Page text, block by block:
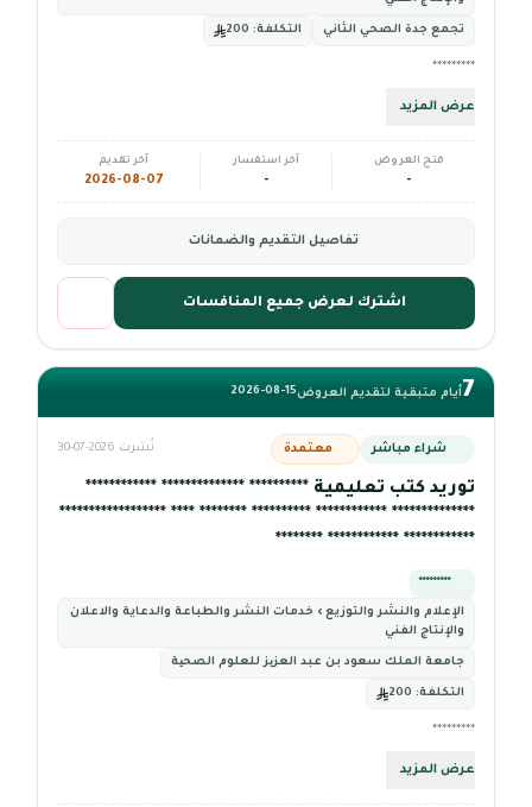
تجمع جدة الصحي الثاني التكلفة:
*********
عرض المزيد
فتح العروض
-
آخر استفسار
-
آخر تقديم
2026-08-07
تفاصيل التقديم والضمانات
اشترك لعرض جميع المنافسات
7أيام متبقية لتقديم العروض2026-08-15
شراء مباشر معتمدة نُشرت 2026-07-30
توريد كتب تعليمية ********** ************** ************
************** ************ ********** ******** **** ******************
************ ************ ********
*********
الإعلام والنشر والتوزيع › خدمات النشر والطباعة والدعاية والاعلان
والإنتاج الفني
جامعة الملك سعود بن عبد العزیز للعلوم الصحیة
التكلفة:
*********
عرض المزيد